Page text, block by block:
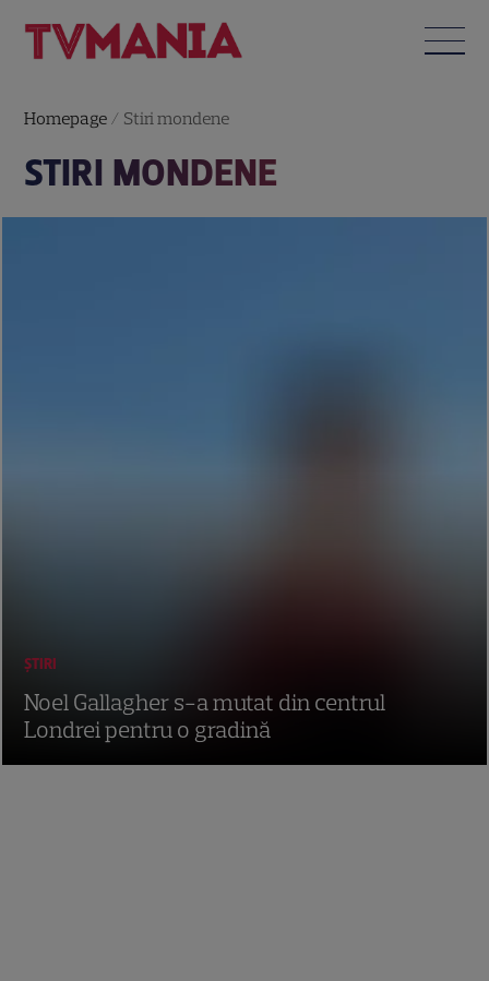
Homepage / Stiri mondene
STIRI MONDENE
ȘTIRI
Noel Gallagher s-a mutat din centrul
Londrei pentru o gradină